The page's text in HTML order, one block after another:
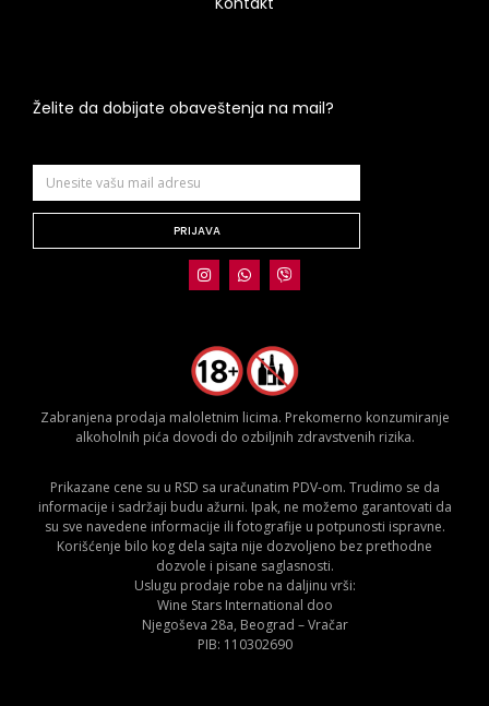
Želite da dobijate obaveštenja na mail?
PRIJAVA
Zabranjena prodaja maloletnim licima. Prekomerno konzumiranje
alkoholnih pića dovodi do ozbiljnih zdravstvenih rizika.
Prikazane cene su u RSD sa uračunatim PDV-om. Trudimo se da
informacije i sadržaji budu ažurni. Ipak, ne možemo garantovati da
su sve navedene informacije ili fotografije u potpunosti ispravne.
Korišćenje bilo kog dela sajta nije dozvoljeno bez prethodne
dozvole i pisane saglasnosti.
Uslugu prodaje robe na daljinu vrši:
Wine Stars International doo
Njegoševa 28a, Beograd – Vračar
PIB: 110302690